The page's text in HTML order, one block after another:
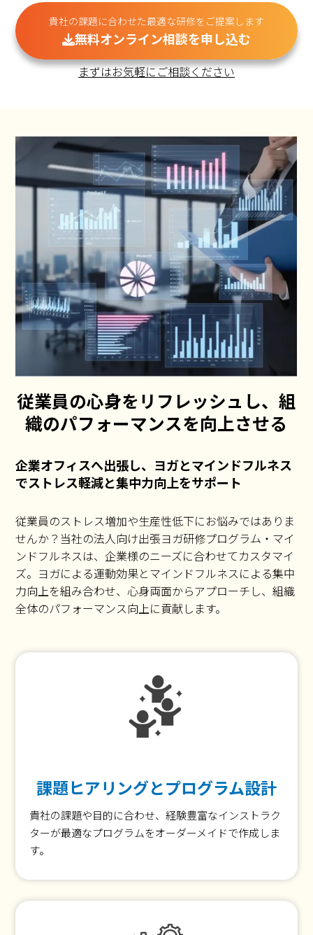
貴社の課題に合わせた最適な研修をご提案します
無料オンライン相談を申し込む
まずはお気軽にご相談ください
従業員の心身をリフレッシュし、組
織のパフォーマンスを向上させる
企業オフィスへ出張し、ヨガとマインドフルネス
でストレス軽減と集中力向上をサポート
従業員のストレス増加や生産性低下にお悩みではありま
せんか？当社の法人向け出張ヨガ研修プログラム・マイ
ンドフルネスは、企業様のニーズに合わせてカスタマイ
ズ。ヨガによる運動効果とマインドフルネスによる集中
力向上を組み合わせ、心身両面からアプローチし、組織
全体のパフォーマンス向上に貢献します。
課題ヒアリングとプログラム設計
貴社の課題や目的に合わせ、経験豊富なインストラク
ターが最適なプログラムをオーダーメイドで作成しま
す。